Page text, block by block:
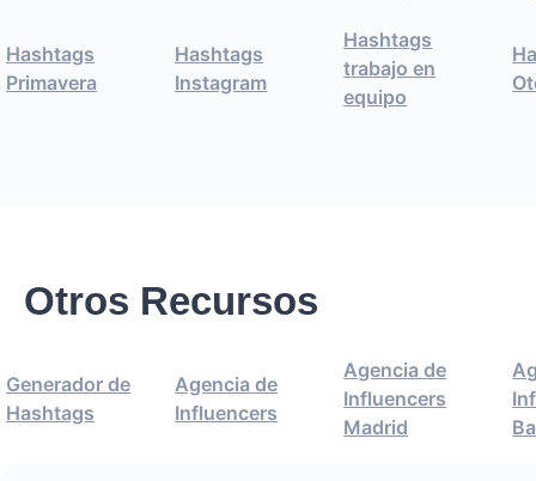
Hashtags
Primavera
Hashtags
Instagram
Hashtags
trabajo en
equipo
Otros Recursos
Generador de
Hashtags
Agencia de
Influencers
Agencia de
Influencers
Madrid